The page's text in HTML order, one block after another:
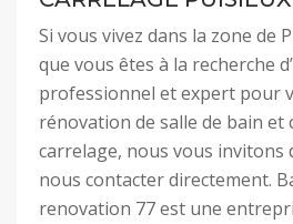
Si vous vivez dans la zone de
que vous êtes à la recherche
professionnel et expert pour
rénovation de salle de bain et
carrelage, nous vous invitons
nous contacter directement.
renovation 77 est une